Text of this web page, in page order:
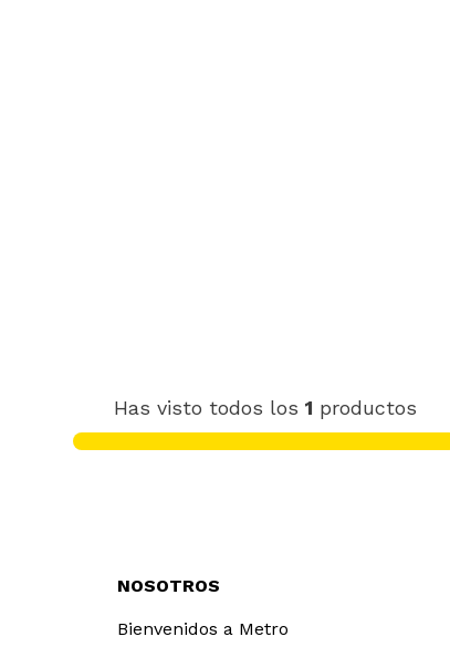
Has visto todos los1 productos
NOSOTROS
Bienvenidos a Metro